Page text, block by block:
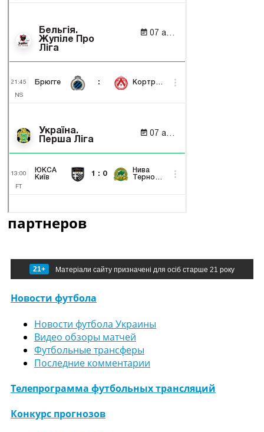
партнеров
21+ Матеріали сайту призначені для осіб старше 21 року
Новости футбола
Новости футбола Украины
Видео обзоры матчей
Футбольные трансферы
Последние комментарии
Телепрограмма футбольных трансляций
Конкурс прогнозов